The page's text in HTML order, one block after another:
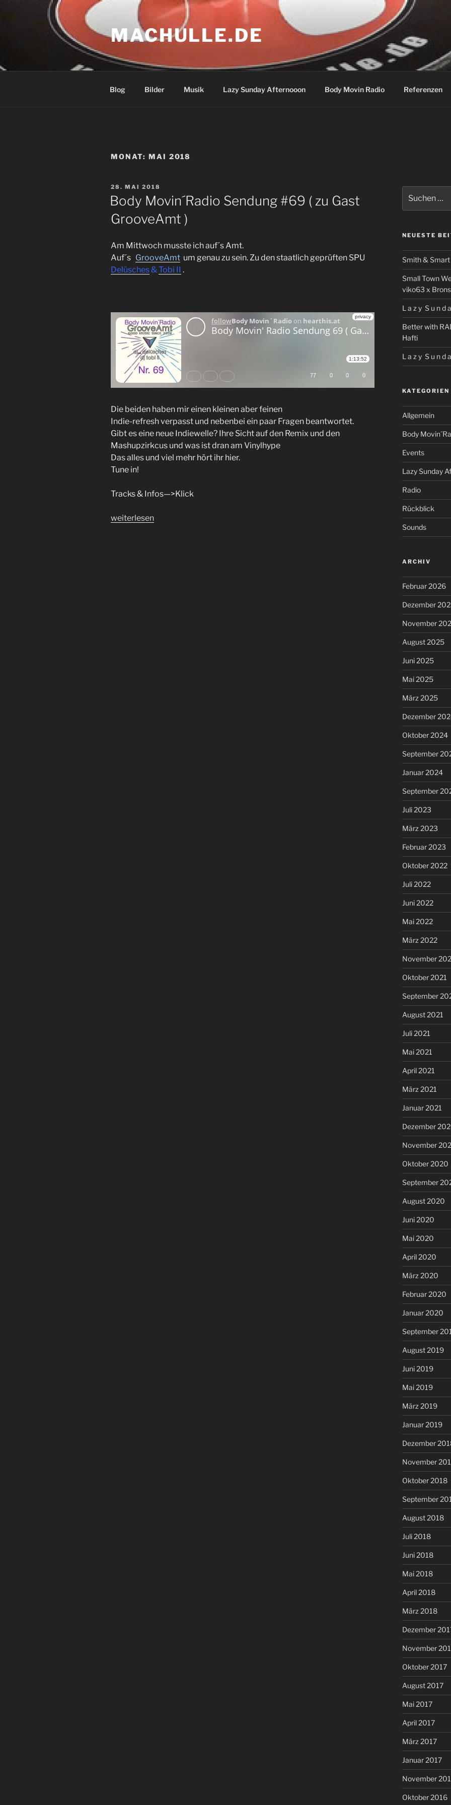
MACHULLE.DE
Blog Bilder Musik Lazy Sunday Afternooon Body Movin Radio Referenzen
MONAT: MAI 2018
VERÖFFENTLICHT
AM
28. MAI 2018
Body Movin´Radio Sendung #69 ( zu Gast
GrooveAmt )
Am Mittwoch musste ich auf´s Amt.
Auf´s GrooveAmt um genau zu sein. Zu den staatlich geprüften SPU
Delüsches&Tobi II .
Die beiden haben mir einen kleinen aber feinen
Indie-refresh verpasst und nebenbei ein paar Fragen beantwortet.
Gibt es eine neue Indiewelle? Ihre Sicht auf den Remix und den
Mashupzirkcus und was ist dran am Vinylhype
Das alles und viel mehr hört ihr hier.
Tune in!
Tracks & Infos—>Klick
„Body
weiterlesen
nach:
NEUESTE
Smith & Smart
Small Town
viko63 x
L a z y S u n d
Better with
Hafti
L a z y S u n d
KATEGORIEN
Allgemein
Body
Events
Lazy Sunday
Radio
Rückblick
Sounds
ARCHIV
Februar 2026
Dezember
November
August 2025
Juni 2025
Mai 2025
März 2025
Dezember
Oktober 2024
September
Januar 2024
September
Juli 2023
März 2023
Februar 2023
Oktober 2022
Juli 2022
Juni 2022
Mai 2022
März 2022
November
Oktober 2021
September
August 2021
Juli 2021
Mai 2021
April 2021
März 2021
Januar 2021
Dezember
November
Oktober 2020
September
August 2020
Juni 2020
Mai 2020
April 2020
März 2020
Februar 2020
Januar 2020
September
August 2019
Juni 2019
Mai 2019
März 2019
Januar 2019
Dezember
November
Oktober 2018
September
August 2018
Juli 2018
Juni 2018
Mai 2018
April 2018
März 2018
Dezember
November
Oktober 2017
August 2017
Mai 2017
April 2017
März 2017
Januar 2017
November
Oktober 2016